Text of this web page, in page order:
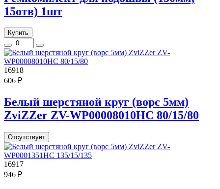
15отв) 1шт
Купить
16918
606 ₽
Белый шерстяной круг (ворс 5мм)
ZviZZer ZV-WP00008010HC 80/15/80
Отсутствует
16917
946 ₽